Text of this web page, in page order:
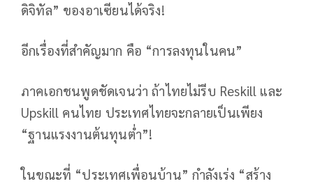
ดิจิทัล” ของอาเซียนได้จริง!
อีกเรื่องที่สำคัญมาก คือ “การลงทุนในคน”
ภาคเอกชนพูดชัดเจนว่า ถ้าไทยไม่รีบ Reskill และ
Upskill คนไทย ประเทศไทยจะกลายเป็นเพียง
“ฐานแรงงานต้นทุนต่ำ”!
ในขณะที่ “ประเทศเพื่อนบ้าน” กำลังเร่ง “สร้าง